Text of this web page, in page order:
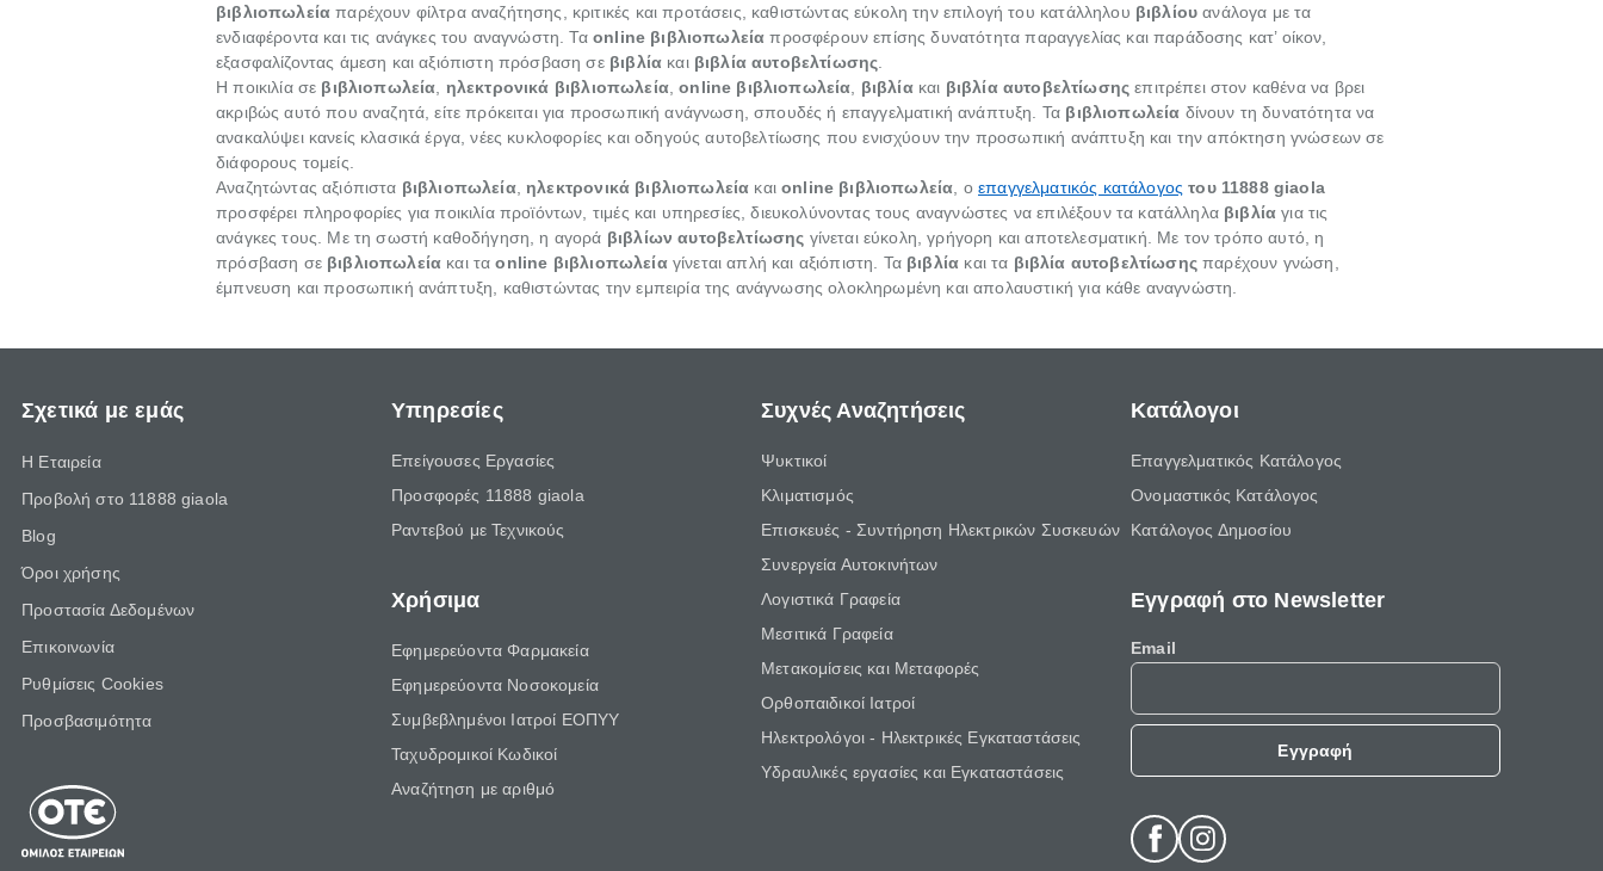
βιβλιοπωλεία παρέχουν φίλτρα αναζήτησης, κριτικές και προτάσεις, καθιστώντας εύκολη την επιλογή του κατάλληλου βιβλίου ανάλογα με τα
ενδιαφέροντα και τις ανάγκες του αναγνώστη. Τα online βιβλιοπωλεία προσφέρουν επίσης δυνατότητα παραγγελίας και παράδοσης κατ’ οίκον,
εξασφαλίζοντας άμεση και αξιόπιστη πρόσβαση σε βιβλία και βιβλία αυτοβελτίωσης
Η ποικιλία σε βιβλιοπωλεία ηλεκτρονικά βιβλιοπωλεία,online βιβλιοπωλεία βιβλίακαι βιβλία αυτοβελτίωσης επιτρέπει στον καθένα να βρει
ακριβώς αυτό που αναζητά, είτε πρόκειται για προσωπική ανάγνωση, σπουδές ή επαγγελματική ανάπτυξη. Τα βιβλιοπωλεία δίνουν τη δυνατότητα να
ανακαλύψει κανείς κλασικά έργα, νέες κυκλοφορίες και οδηγούς αυτοβελτίωσης που ενισχύουν την προσωπική ανάπτυξη και την απόκτηση γνώσεων σε
διάφορους τομείς.
Αναζητώντας αξιόπιστα βιβλιοπωλεία,ηλεκτρονικά βιβλιοπωλεία καιonline βιβλιοπωλεία , οεπαγγελματικός κατάλογος του 11888 giaola
προσφέρει πληροφορίες για ποικιλία προϊόντων, τιμές και υπηρεσίες, διευκολύνοντας τους αναγνώστες να επιλέξουν τα κατάλληλα βιβλία για τις
ανάγκες τους. Με τη σωστή καθοδήγηση, η αγορά βιβλίων αυτοβελτίωσης γίνεται εύκολη, γρήγορη και αποτελεσματική. Με τον τρόπο αυτό, η
πρόσβαση σε βιβλιοπωλεία και ταonline βιβλιοπωλείαγίνεται απλή και αξιόπιστη. Τα βιβλία και τα βιβλία αυτοβελτίωσηςπαρέχουν γνώση,
έμπνευση και προσωπική ανάπτυξη, καθιστώντας την εμπειρία της ανάγνωσης ολοκληρωμένη και απολαυστική για κάθε αναγνώστη.
Σχετικά με εμάς
Η Εταιρεία
Προβολή στο 11888 giaola
Blog
Όροι χρήσης
Προστασία Δεδομένων
Επικοινωνία
Ρυθμίσεις Cookies
Προσβασιμότητα
Υπηρεσίες
Επείγουσες Εργασίες
Προσφορές 11888 giaola
Ραντεβού με Τεχνικούς
Χρήσιμα
Εφημερεύοντα Φαρμακεία
Εφημερεύοντα Νοσοκομεία
Συμβεβλημένοι Ιατροί ΕΟΠΥΥ
Ταχυδρομικοί Κωδικοί
Αναζήτηση με αριθμό
Συχνές Αναζητήσεις
Ψυκτικοί
Κλιματισμός
Επισκευές - Συντήρηση Ηλεκτρικών Συσκευών
Συνεργεία Αυτοκινήτων
Λογιστικά Γραφεία
Μεσιτικά Γραφεία
Μετακομίσεις και Μεταφορές
Ορθοπαιδικοί Ιατροί
Ηλεκτρολόγοι - Ηλεκτρικές Εγκαταστάσεις
Υδραυλικές εργασίες και Εγκαταστάσεις
Κατάλογοι
Επαγγελματικός Κατάλογος
Ονομαστικός Κατάλογος
Κατάλογος Δημοσίου
Εγγραφή στο Newsletter
Email
Εγγραφή